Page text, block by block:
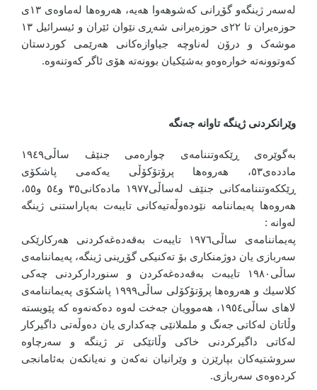
لەسەر ژینگەو گۆڕانی کەشوهەوا هەیە، هەروەها لەماوەی ١٣ی
حوزەیران تا ٢٢ی حوزەیرانی شەڕی نێوان ئێران و ئیسرائیل ١٣
موشەک و درۆن لەناوچە جیاوازەکانی هەرێمی کوردستان
کەوتوونەتە خوارەوەو بەشێکیان بوونەتە هۆی ئاگر کەوتنەوە.
وێرانکردنی ژینگە تاوانە جەنگە
بەگوێرەی ڕێكەوتننامەی چوارەمی جنێڤ ساڵی١٩٤٩
ماددەی٥٣، هەروەها پرۆتۆكۆڵی یەكەمی پاشكۆی
ڕێككەوتننامەكانی جنێف لەساڵی١٩٧٧ مادەكانی٣٥ و٥٤ و٥٥،
ھەروەھا پەیماننامە نێودەوڵەتیەكانی تایبەت بەپاراستنی ژینگە
لەوانە :
پەیماننامەی ساڵی١٩٧٦ تایبەت بەقەدەغەكردنی ھەركارێكی
سەربازی یان دوژمنكاری بۆ تەكنیكی گۆڕینی ژینگە، پەیماننامەی
ساڵی١٩٨٠ تایبەت بەقەدەغەكردن و سنورداركردنی چەكی
كلاسیك و ھەروەھا پرۆتۆكۆلی ساڵی١٩٩٩ پاشكۆی پەیماننامەی
لاھای ساڵی١٩٥٤، ھەموویان جەخت لەوە دەكەنەوە كە پێویستە
وڵاتان لەكاتی جەنگ و ململانێی چەكداری یان دەوڵەتی داگیركار
لەكاتی داگیركردنی خاكی وڵاتێكی تر ژینگە و سەرچاوە
سروشتیەكان بپارێزن و وێرانیان نەكەن و نەیانكەن بەئامانجی
كردەوەی سەربازی.